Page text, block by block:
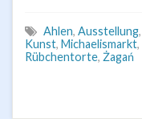
Ahlen, Ausstellung,
Kunst, Michaelismarkt,
Rübchentorte, Żagań